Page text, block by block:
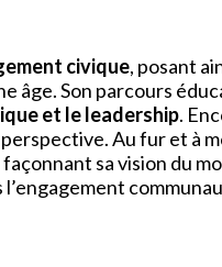
civique, posant
âge. Son parcours
et le leadership.
Au fur et à
sa vision du